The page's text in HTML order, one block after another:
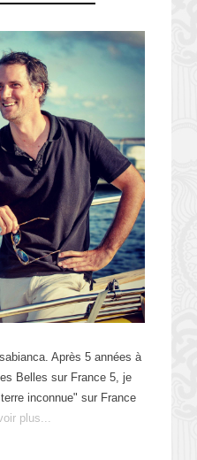
Après 5 années à
Belles sur France 5, je
inconnue" sur France
plus...